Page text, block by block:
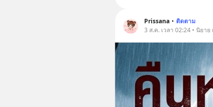
Prissana • ติดตาม
3 ส.ค. เวลา 02:24 • นิยาย